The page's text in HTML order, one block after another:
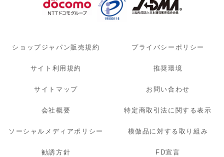
ショップジャパン販売規約 プライバシーポリシー
サイト利用規約 推奨環境
サイトマップ お問い合わせ
会社概要 特定商取引法に関する表示
ソーシャルメディアポリシー 模倣品に対する取り組み
勧誘方針 FD宣言